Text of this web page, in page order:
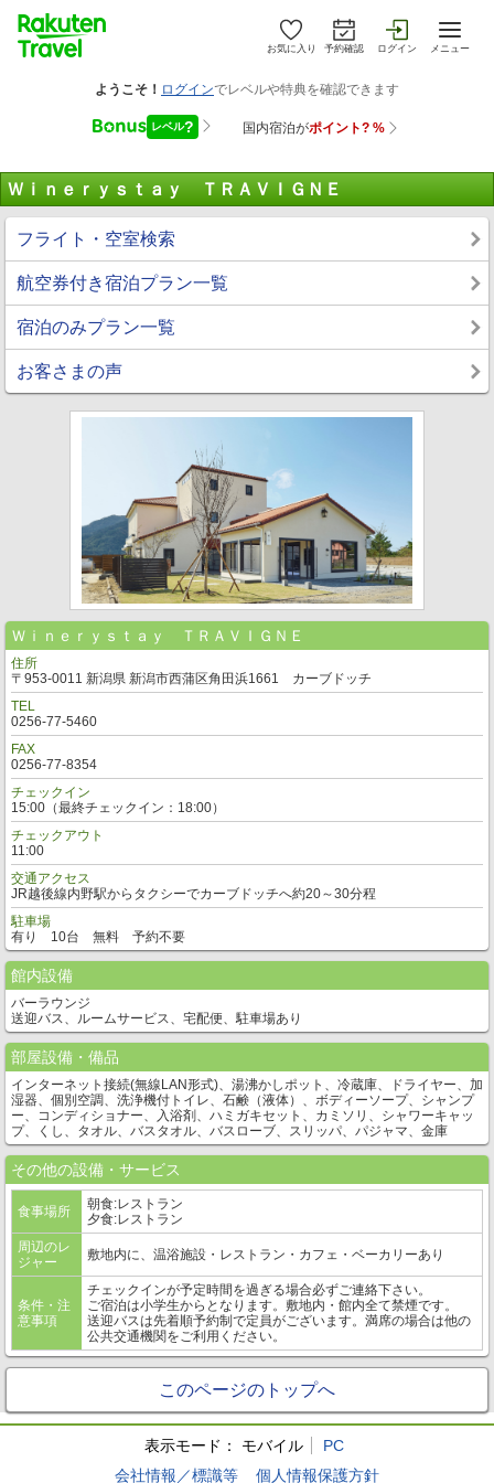
お気に入り 予約確認 ログイン メニュー
Ｗｉｎｅｒｙｓｔａｙ ＴＲＡＶＩＧＮＥ
フライト・空室検索
航空券付き宿泊プラン一覧
宿泊のみプラン一覧
お客さまの声
Ｗｉｎｅｒｙｓｔａｙ ＴＲＡＶＩＧＮＥ
住所
〒953-0011 新潟県 新潟市西蒲区角田浜1661 カーブドッチ
TEL
0256-77-5460
FAX
0256-77-8354
チェックイン
15:00（最終チェックイン：18:00）
チェックアウト
11:00
交通アクセス
JR越後線内野駅からタクシーでカーブドッチへ約20～30分程
駐車場
有り 10台 無料 予約不要
館内設備
バーラウンジ
送迎バス、ルームサービス、宅配便、駐車場あり
部屋設備・備品
インターネット接続(無線LAN形式)、湯沸かしポット、冷蔵庫、ドライヤー、加
湿器、個別空調、洗浄機付トイレ、石鹸（液体）、ボディーソープ、シャンプ
ー、コンディショナー、入浴剤、ハミガキセット、カミソリ、シャワーキャッ
プ、くし、タオル、バスタオル、バスローブ、スリッパ、パジャマ、金庫
その他の設備・サービス
食事場所
朝食:レストラン
夕食:レストラン
周辺のレ
ジャー
敷地内に、温浴施設・レストラン・カフェ・ベーカリーあり
条件・注
意事項
チェックインが予定時間を過ぎる場合必ずご連絡下さい。
ご宿泊は小学生からとなります。敷地内・館内全て禁煙です。
送迎バスは先着順予約制で定員がございます。満席の場合は他の
公共交通機関をご利用ください。
このページのトップへ
表示モード： モバイル
PC
会社情報／標識等
個人情報保護方針